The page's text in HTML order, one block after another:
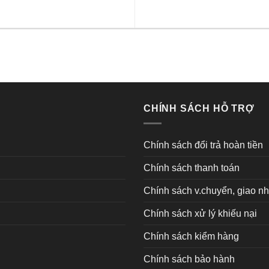
CHÍNH SÁCH HỖ TRỢ
Chính sách đổi trả hoàn tiền
Chính sách thanh toán
Chính sách v.chuyển, giao
Chính sách xử lý khiếu nại
Chính sách kiểm hàng
Chính sách bảo hành